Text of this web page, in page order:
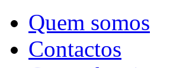
Quem somos
Contactos